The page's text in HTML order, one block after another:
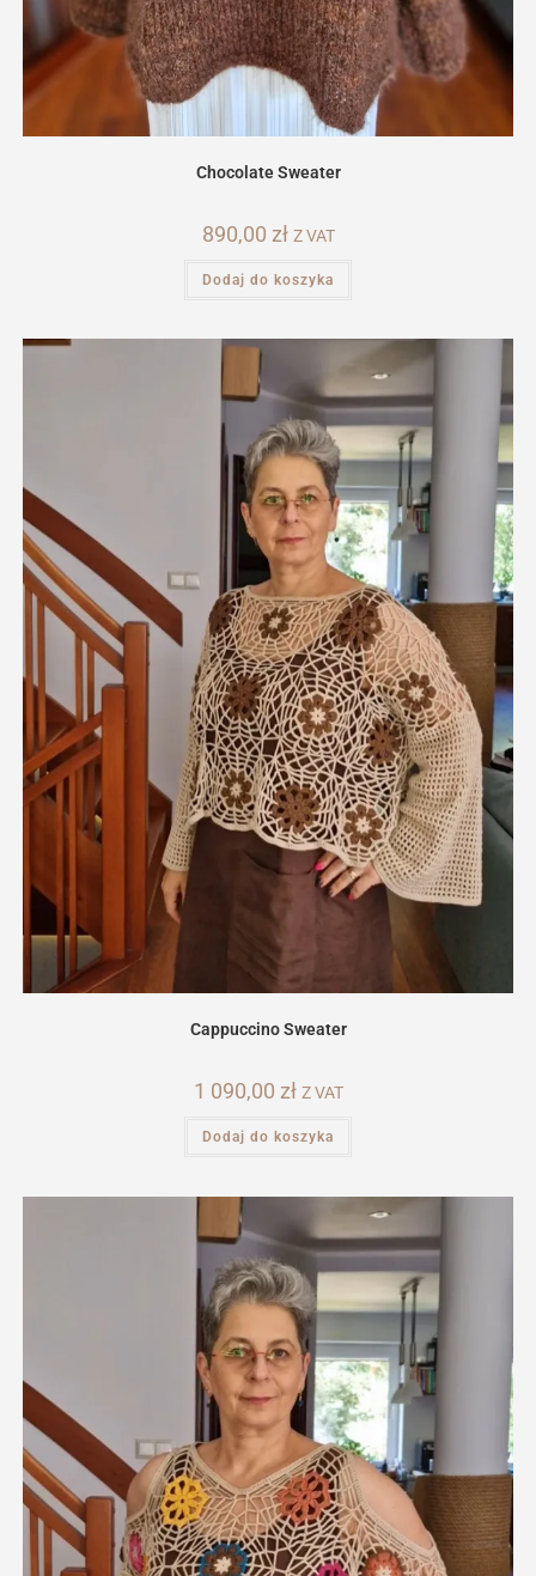
Chocolate Sweater
890,00 zł Z VAT
Dodaj do koszyka
Cappuccino Sweater
1 090,00 zł Z VAT
Dodaj do koszyka